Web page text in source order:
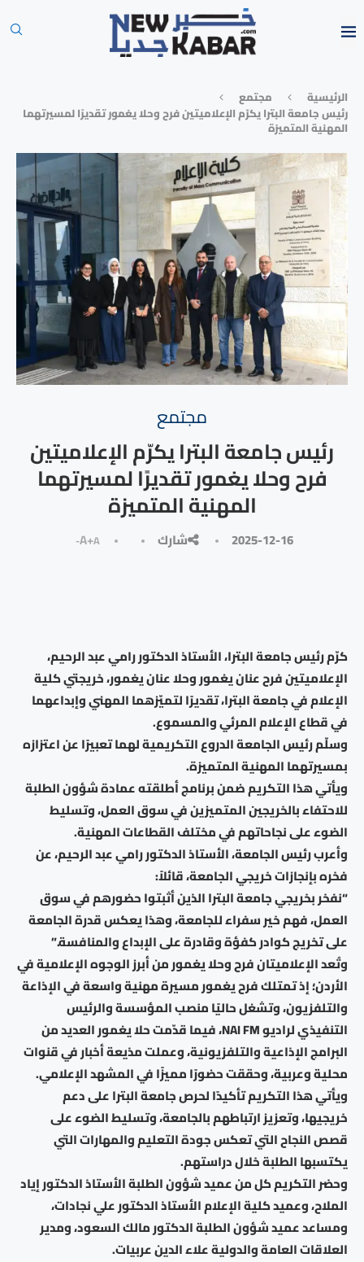
الرئيسية
مجتمع
رئيس جامعة البترا يكرّم الإعلاميتين فرح وحلا يغمور تقديرًا لمسيرتهما
المهنية المتميزة
مجتمع
رئيس جامعة البترا يكرّم الإعلاميتين
فرح وحلا يغمور تقديرًا لمسيرتهما
المهنية المتميزة
2025-12-16 شارك A+A-
كرّم رئيس جامعة البترا، الأستاذ الدكتور رامي عبد الرحيم،
الإعلاميتين فرح عنان يغمور وحلا عنان يغمور، خريجتي كلية
الإعلام في جامعة البترا، تقديرًا لتميّزهما المهني وإبداعهما
في قطاع الإعلام المرئي والمسموع.
وسلّم رئيس الجامعة الدروع التكريمية لهما تعبيرًا عن اعتزازه
بمسيرتهما المهنية المتميزة.
ويأتي هذا التكريم ضمن برنامج أطلقته عمادة شؤون الطلبة
للاحتفاء بالخريجين المتميزين في سوق العمل، وتسليط
الضوء على نجاحاتهم في مختلف القطاعات المهنية.
وأعرب رئيس الجامعة، الأستاذ الدكتور رامي عبد الرحيم، عن
فخره بإنجازات خريجي الجامعة، قائلاً:
“نفخر بخريجي جامعة البترا الذين أثبتوا حضورهم في سوق
العمل، فهم خير سفراء للجامعة، وهذا يعكس قدرة الجامعة
على تخريج كوادر كفؤة وقادرة على الإبداع والمنافسة.”
وتُعد الإعلاميتان فرح وحلا يغمور من أبرز الوجوه الإعلامية في
الأردن؛ إذ تمتلك فرح يغمور مسيرة مهنية واسعة في الإذاعة
والتلفزيون، وتشغل حاليًا منصب المؤسسة والرئيس
التنفيذي لراديو NAI FM، فيما قدّمت حلا يغمور العديد من
البرامج الإذاعية والتلفزيونية، وعملت مذيعة أخبار في قنوات
محلية وعربية، وحققت حضورًا مميزًا في المشهد الإعلامي.
ويأتي هذا التكريم تأكيدًا لحرص جامعة البترا على دعم
خريجيها، وتعزيز ارتباطهم بالجامعة، وتسليط الضوء على
قصص النجاح التي تعكس جودة التعليم والمهارات التي
يكتسبها الطلبة خلال دراستهم.
وحضر التكريم كل من عميد شؤون الطلبة الأستاذ الدكتور إياد
الملاح، وعميد كلية الإعلام الأستاذ الدكتور علي نجادات،
ومساعد عميد شؤون الطلبة الدكتور مالك السعود، ومدير
العلاقات العامة والدولية علاء الدين عربيات.